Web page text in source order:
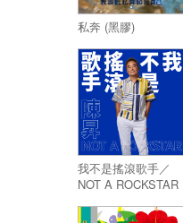
私奔 (黑膠)
我不是搖滾歌手／
NOT A ROCKSTAR